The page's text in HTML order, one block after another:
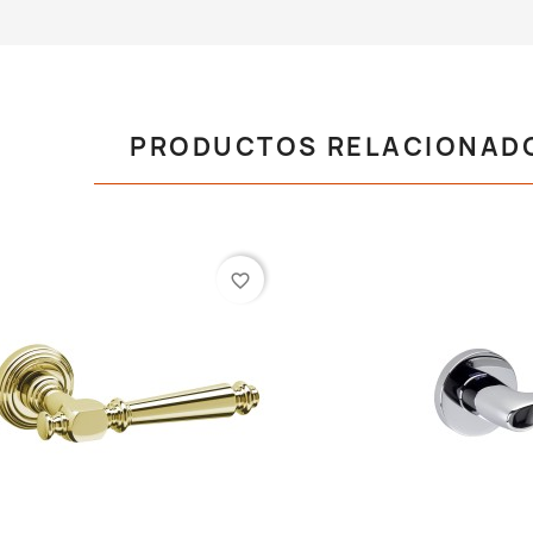
PRODUCTOS
favorite_border